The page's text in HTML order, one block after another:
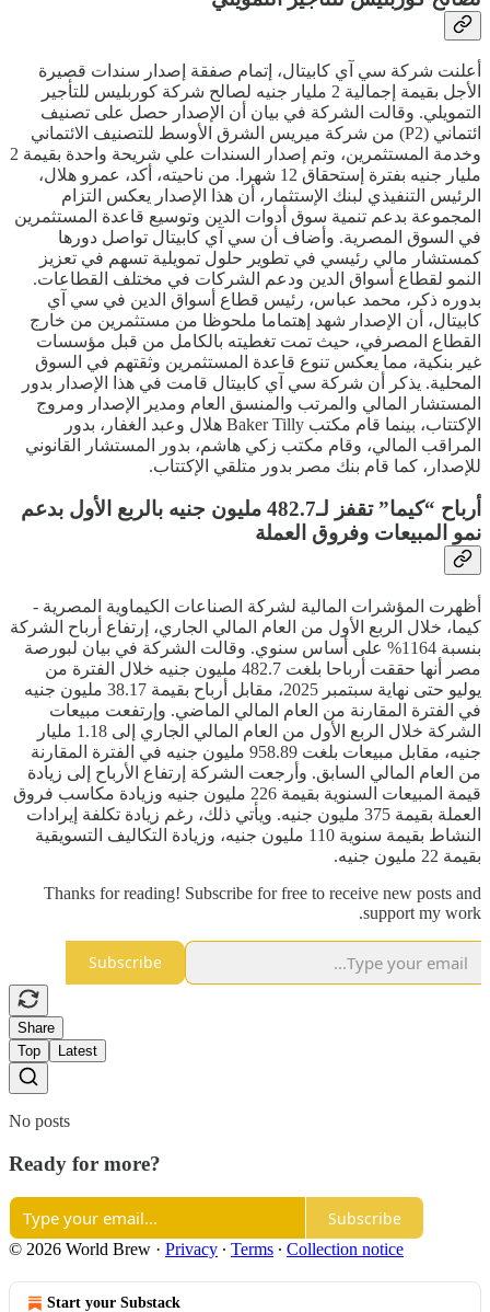
أعلنت شركة سي آي كابيتال، إتمام صفقة إصدار سندات قصيرة
الأجل بقيمة إجمالية 2 مليار جنيه لصالح شركة كوربليس للتأجير
التمويلي. وقالت الشركة في بيان أن الإصدار حصل على تصنيف
ائتماني (P2) من شركة ميريس الشرق الأوسط للتصنيف الائتماني
وخدمة المستثمرين، وتم إصدار السندات علي شريحة واحدة بقيمة 2
مليار جنيه بفترة إستحقاق 12 شهرا. من ناحيته، أكد، عمرو هلال،
الرئيس التنفيذي لبنك الإستثمار، أن هذا الإصدار يعكس التزام
المجموعة بدعم تنمية سوق أدوات الدين وتوسيع قاعدة المستثمرين
في السوق المصرية. وأضاف أن سي آي كابيتال تواصل دورها
كمستشار مالي رئيسي في تطوير حلول تمويلية تسهم في تعزيز
النمو لقطاع أسواق الدين ودعم الشركات في مختلف القطاعات.
بدوره ذكر، محمد عباس، رئيس قطاع أسواق الدين في سي آي
كابيتال، أن الإصدار شهد إهتماما ملحوظا من مستثمرين من خارج
القطاع المصرفي، حيث تمت تغطيته بالكامل من قبل مؤسسات
غير بنكية، مما يعكس تنوع قاعدة المستثمرين وثقتهم في السوق
المحلية. يذكر أن شركة سي آي كابيتال قامت في هذا الإصدار بدور
المستشار المالي والمرتب والمنسق العام ومدير الإصدار ومروج
الإكتتاب، بينما قام مكتب Baker Tilly هلال وعبد الغفار، بدور
المراقب المالي، وقام مكتب زكي هاشم، بدور المستشار القانوني
للإصدار، كما قام بنك مصر بدور متلقي الإكتتاب.
أرباح “كيما” تقفز لـ482.7 مليون جنيه بالربع الأول بدعم
نمو المبيعات وفروق العملة
أظهرت المؤشرات المالية لشركة الصناعات الكيماوية المصرية -
كيما، خلال الربع الأول من العام المالي الجاري، إرتفاع أرباح الشركة
بنسبة 1164% على أساس سنوي. وقالت الشركة في بيان لبورصة
مصر أنها حققت أرباحا بلغت 482.7 مليون جنيه خلال الفترة من
يوليو حتى نهاية سبتمبر 2025، مقابل أرباح بقيمة 38.17 مليون جنيه
في الفترة المقارنة من العام المالي الماضي. وإرتفعت مبيعات
الشركة خلال الربع الأول من العام المالي الجاري إلى 1.18 مليار
جنيه، مقابل مبيعات بلغت 958.89 مليون جنيه في الفترة المقارنة
من العام المالي السابق. وأرجعت الشركة إرتفاع الأرباح إلى زيادة
قيمة المبيعات السنوية بقيمة 226 مليون جنيه وزيادة مكاسب فروق
العملة بقيمة 375 مليون جنيه. ويأتي ذلك، رغم زيادة تكلفة إيرادات
النشاط بقيمة سنوية 110 مليون جنيه، وزيادة التكاليف التسويقية
بقيمة 22 مليون جنيه.
Thanks for reading! Subscribe for free to receive new posts and
support my work.
Subscribe
Share
Top
Latest
No posts
Ready for more?
Subscribe
© 2026 World Brew · Privacy ∙ Terms ∙ Collection notice
Start your Substack